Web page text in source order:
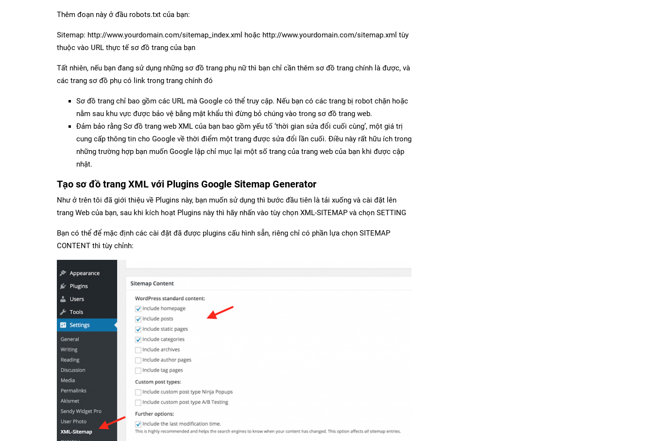
Thêm đoạn này ở đầu robots.txt của bạn:
Sitemap: http://www.yourdomain.com/sitemap_index.xml hoặc http://www.yourdomain.com/sitemap.xml tùy
thuộc vào URL thực tế sơ đồ trang của bạn
Tất nhiên, nếu bạn đang sử dụng những sơ đồ trang phụ nữ thì bạn chỉ cần thêm sơ đồ trang chính là được, và
các trang sơ đồ phụ có link trong trang chính đó
Sơ đồ trang chỉ bao gồm các URL mà Google có thể truy cập. Nếu bạn có các trang bị robot chặn hoặc
nằm sau khu vực được bảo vệ bằng mật khẩu thì đừng bỏ chúng vào trong sơ đồ trang web.
Đảm bảo rằng Sơ đồ trang web XML của bạn bao gồm yếu tố ‘thời gian sửa đổi cuối cùng’, một giá trị
cung cấp thông tin cho Google về thời điểm một trang được sửa đổi lần cuối. Điều này rất hữu ích trong
những trường hợp bạn muốn Google lập chỉ mục lại một số trang của trang web của bạn khi được cập
nhật.
Tạo sơ đồ trang XML với Plugins Google Sitemap Generator
Như ở trên tôi đã giới thiệu về Plugins này, bạn muốn sử dụng thì bước đầu tiên là tải xuống và cài đặt lên
trang Web của bạn, sau khi kích hoạt Plugins này thì hãy nhấn vào tùy chọn XML-SITEMAP và chọn SETTING
Bạn có thể để mặc định các cài đặt đã được plugins cấu hình sẵn, riêng chỉ có phần lựa chọn SITEMAP
CONTENT thì tùy chỉnh: